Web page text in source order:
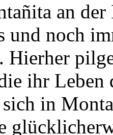
an
und noch
Hierher
ihr Leben
sich in